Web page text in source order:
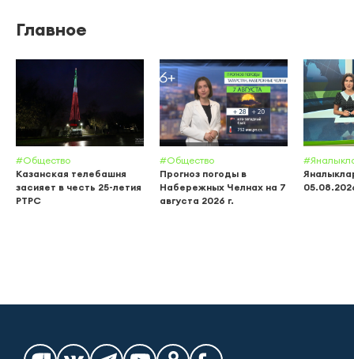
Главное
#Общество
Казанская телебашня
засияет в честь 25-летия
РТРС
#Общество
Прогноз погоды в
Набережных Челнах на 7
августа 2026 г.